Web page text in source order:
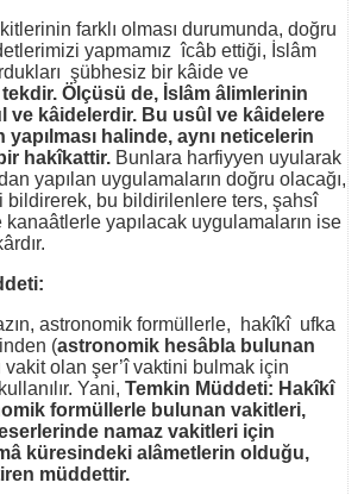
farklı olması durumunda, doğru
yapmamız îcâb ettiği, İslâm
şübhesiz bir kâide ve
Ölçüsü de, İslâm âlimlerinin
ve kâidelerdir. Bu usûl ve kâidelere
yapılması halinde, aynı neticelerin
hakîkattir. Bunlara harfiyyen uyularak
yapılan uygulamaların doğru olacağı,
bildirerek, bu bildirilenlere ters, şahsî
yapılacak uygulamaların ise
astronomik formüllerle, hakîkî ufka
(astronomik hesâbla bulunan
vakit olan şer’î vaktini bulmak için
Yani, Temkin Müddeti: Hakîkî
formüllerle bulunan vakitleri,
namaz vakitleri için
küresindeki alâmetlerin olduğu,
müddettir.